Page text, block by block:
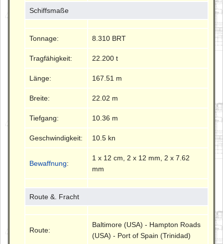
Schiffsmaße
Tonnage: 8.310 BRT
Tragfähigkeit: 22.200 t
Länge: 167.51 m
Breite: 22.02 m
Tiefgang: 10.36 m
Geschwindigkeit: 10.5 kn
Bewaffnung:
1 x 12 cm, 2 x 12 mm, 2 x 7.62
mm
Route &. Fracht
Route:
Baltimore (USA) - Hampton Roads
(USA) - Port of Spain (Trinidad)